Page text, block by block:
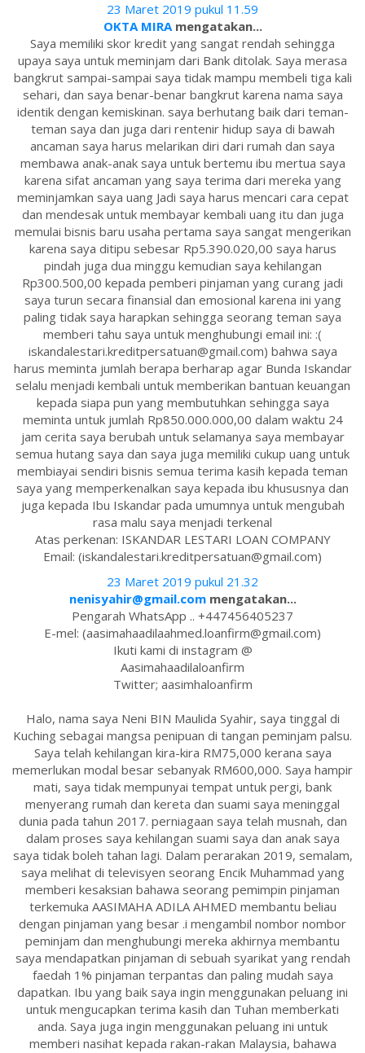
23 Maret 2019 pukul 11.59
OKTA MIRAmengatakan...
Saya memiliki skor kredit yang sangat rendah sehingga
upaya saya untuk meminjam dari Bank ditolak. Saya merasa
bangkrut sampai-sampai saya tidak mampu membeli tiga kali
sehari, dan saya benar-benar bangkrut karena nama saya
identik dengan kemiskinan. saya berhutang baik dari teman-
teman saya dan juga dari rentenir hidup saya di bawah
ancaman saya harus melarikan diri dari rumah dan saya
membawa anak-anak saya untuk bertemu ibu mertua saya
karena sifat ancaman yang saya terima dari mereka yang
meminjamkan saya uang Jadi saya harus mencari cara cepat
dan mendesak untuk membayar kembali uang itu dan juga
memulai bisnis baru usaha pertama saya sangat mengerikan
karena saya ditipu sebesar Rp5.390.020,00 saya harus
pindah juga dua minggu kemudian saya kehilangan
Rp300.500,00 kepada pemberi pinjaman yang curang jadi
saya turun secara finansial dan emosional karena ini yang
paling tidak saya harapkan sehingga seorang teman saya
memberi tahu saya untuk menghubungi email ini: :(
iskandalestari.kreditpersatuan@gmail.com) bahwa saya
harus meminta jumlah berapa berharap agar Bunda Iskandar
selalu menjadi kembali untuk memberikan bantuan keuangan
kepada siapa pun yang membutuhkan sehingga saya
meminta untuk jumlah Rp850.000.000,00 dalam waktu 24
jam cerita saya berubah untuk selamanya saya membayar
semua hutang saya dan saya juga memiliki cukup uang untuk
membiayai sendiri bisnis semua terima kasih kepada teman
saya yang memperkenalkan saya kepada ibu khususnya dan
juga kepada Ibu Iskandar pada umumnya untuk mengubah
rasa malu saya menjadi terkenal
Atas perkenan: ISKANDAR LESTARI LOAN COMPANY
Email: (iskandalestari.kreditpersatuan@gmail.com)
23 Maret 2019 pukul 21.32
nenisyahir@gmail.commengatakan...
Pengarah WhatsApp .. +447456405237
E-mel: (aasimahaadilaahmed.loanfirm@gmail.com)
Ikuti kami di instagram @
Aasimahaadilaloanfirm
Twitter; aasimhaloanfirm
Halo, nama saya Neni BIN Maulida Syahir, saya tinggal di
Kuching sebagai mangsa penipuan di tangan peminjam palsu.
Saya telah kehilangan kira-kira RM75,000 kerana saya
memerlukan modal besar sebanyak RM600,000. Saya hampir
mati, saya tidak mempunyai tempat untuk pergi, bank
menyerang rumah dan kereta dan suami saya meninggal
dunia pada tahun 2017. perniagaan saya telah musnah, dan
dalam proses saya kehilangan suami saya dan anak saya
saya tidak boleh tahan lagi. Dalam perarakan 2019, semalam,
saya melihat di televisyen seorang Encik Muhammad yang
memberi kesaksian bahawa seorang pemimpin pinjaman
terkemuka AASIMAHA ADILA AHMED membantu beliau
dengan pinjaman yang besar .i mengambil nombor nombor
peminjam dan menghubungi mereka akhirnya membantu
saya mendapatkan pinjaman di sebuah syarikat yang rendah
faedah 1% pinjaman terpantas dan paling mudah saya
dapatkan. Ibu yang baik saya ingin menggunakan peluang ini
untuk mengucapkan terima kasih dan Tuhan memberkati
anda. Saya juga ingin menggunakan peluang ini untuk
memberi nasihat kepada rakan-rakan Malaysia, bahawa